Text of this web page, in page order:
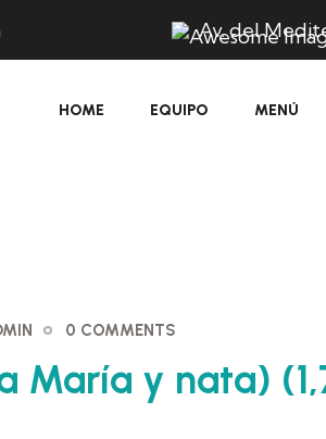
Av. del
HOME EQUIPO MENÚ
0 COMMENTS
María y nata)